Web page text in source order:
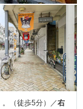
（徒歩5分）／右